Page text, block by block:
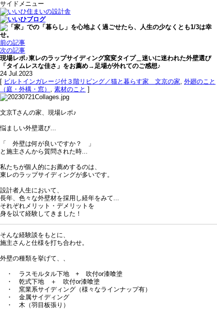
サイドメニュー
前の記事
次の記事
現場レポ♪東レのラップサイディング窯変タイプ＿迷いに迷われた外壁選び
「タイムレスな佳さ」をお薦め→足場が外れてのご感想♪
24 Jul.2023
[ ビルトインガレージ付３階リビング／猫と暮らす家＿文京の家, 外廻のこと
（庭・外構・窓） , 素材のこと ]
文京Tさんの家、現場レポ♪
悩ましい外壁選び...
「 外壁は何が良いですか？ 」
と施主さんから質問された時...
私たちが個人的にお薦めするのは、
東レのラップサイディングが多いです。
設計者人生において、
長年、色々な外壁材を採用し経年をみて...
それぞれメリット・デメリットを
身を以て経験してきました！
そんな経験談をもとに、
施主さんと仕様を打ち合わせ。
外壁の種類を挙げて、、
・ ラスモルタル下地 + 吹付or漆喰塗
・ 乾式下地 ＋ 吹付or漆喰塗
・ 窯業系サイディング（様々なラインナップ有）
・ 金属サイディング
・ 木（羽目板張り）